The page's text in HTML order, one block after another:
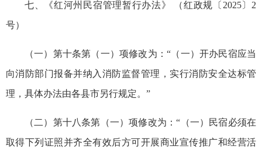
七、《红河州民宿管理暂行办法》 （红政规〔2025〕2
号）
（一）第十条第（一）项修改为：“（一）开办民宿应当
向消防部门报备并纳入消防监督管理，实行消防安全达标管
理，具体办法由各县市另行规定。”
（二）第十八条第（一）项修改为：“（一）民宿必须在
取得下列证照并齐全有效后方可开展商业宣传推广和经营活